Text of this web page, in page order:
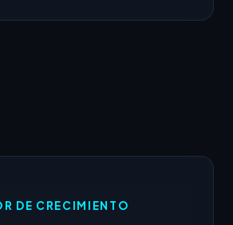
DE CRECIMIENTO